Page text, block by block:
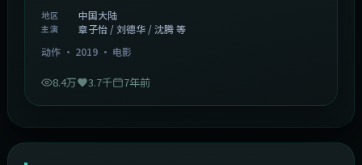
地区 中国大陆
主演
章子怡 / 刘德华 / 沈腾 等
动作· 2019· 电影
8.4万 3.7千 7年前